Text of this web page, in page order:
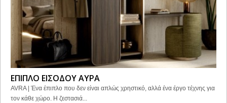
ΕΠΙΠΛΟ ΕΙΣΟΔΟΥ ΑΥΡΑ
AVRA | Ένα έπιπλο που δεν είναι απλώς χρηστικό, αλλά ένα έργο τέχνης για
τον κάθε χώρο. Η ζεστασιά...